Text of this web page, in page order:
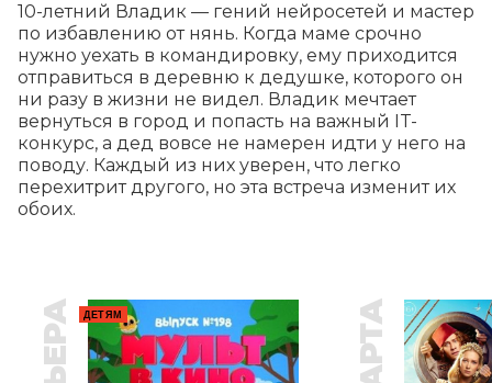
10-летний Владик — гений нейросетей и мастер
по избавлению от нянь. Когда маме срочно
нужно уехать в командировку, ему приходится
отправиться в деревню к дедушке, которого он
ни разу в жизни не видел. Владик мечтает
вернуться в город и попасть на важный IT-
конкурс, а дед вовсе не намерен идти у него на
поводу. Каждый из них уверен, что легко
перехитрит другого, но эта встреча изменит их
обоих.
ДЕТЯМ